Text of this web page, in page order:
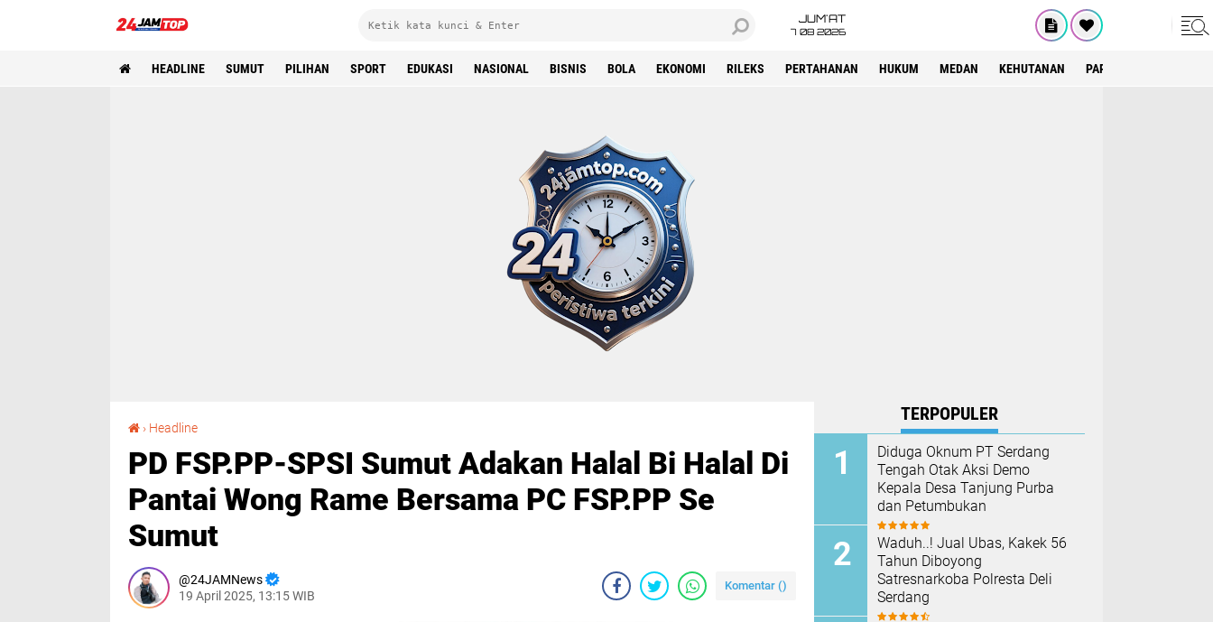
JUM'AT
7 08 2026
HEADLINE SUMUT PILIHAN SPORT EDUKASI NASIONAL BISNIS BOLA EKONOMI RILEKS PERTAHANAN HUKUM MEDAN KEHUTANAN PARIWISATA
› Headline
PD FSP.PP-SPSI Sumut Adakan Halal Bi Halal Di
Pantai Wong Rame Bersama PC FSP.PP Se
Sumut
24JAMNews
19 April 2025, 13:15 WIB
Komentar ()
TERPOPULER
Diduga Oknum PT Serdang
Tengah Otak Aksi Demo
Kepala Desa Tanjung Purba
dan Petumbukan
Waduh..! Jual Ubas, Kakek 56
Tahun Diboyong
Satresnarkoba Polresta Deli
Serdang